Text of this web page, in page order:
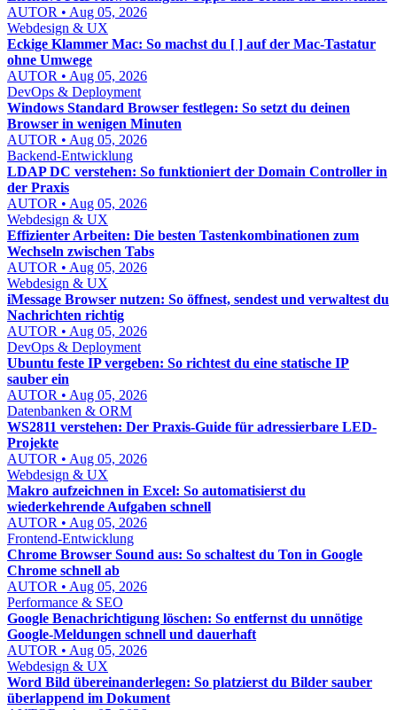
AUTOR • Aug 05, 2026
Webdesign & UX
Eckige Klammer Mac: So machst du [ ] auf der Mac-Tastatur
ohne Umwege
AUTOR • Aug 05, 2026
DevOps & Deployment
Windows Standard Browser festlegen: So setzt du deinen
Browser in wenigen Minuten
AUTOR • Aug 05, 2026
Backend-Entwicklung
LDAP DC verstehen: So funktioniert der Domain Controller in
der Praxis
AUTOR • Aug 05, 2026
Webdesign & UX
Effizienter Arbeiten: Die besten Tastenkombinationen zum
Wechseln zwischen Tabs
AUTOR • Aug 05, 2026
Webdesign & UX
iMessage Browser nutzen: So öffnest, sendest und verwaltest du
Nachrichten richtig
AUTOR • Aug 05, 2026
DevOps & Deployment
Ubuntu feste IP vergeben: So richtest du eine statische IP
sauber ein
AUTOR • Aug 05, 2026
Datenbanken & ORM
WS2811 verstehen: Der Praxis-Guide für adressierbare LED-
Projekte
AUTOR • Aug 05, 2026
Webdesign & UX
Makro aufzeichnen in Excel: So automatisierst du
wiederkehrende Aufgaben schnell
AUTOR • Aug 05, 2026
Frontend-Entwicklung
Chrome Browser Sound aus: So schaltest du Ton in Google
Chrome schnell ab
AUTOR • Aug 05, 2026
Performance & SEO
Google Benachrichtigung löschen: So entfernst du unnötige
Google-Meldungen schnell und dauerhaft
AUTOR • Aug 05, 2026
Webdesign & UX
Word Bild übereinanderlegen: So platzierst du Bilder sauber
überlappend im Dokument